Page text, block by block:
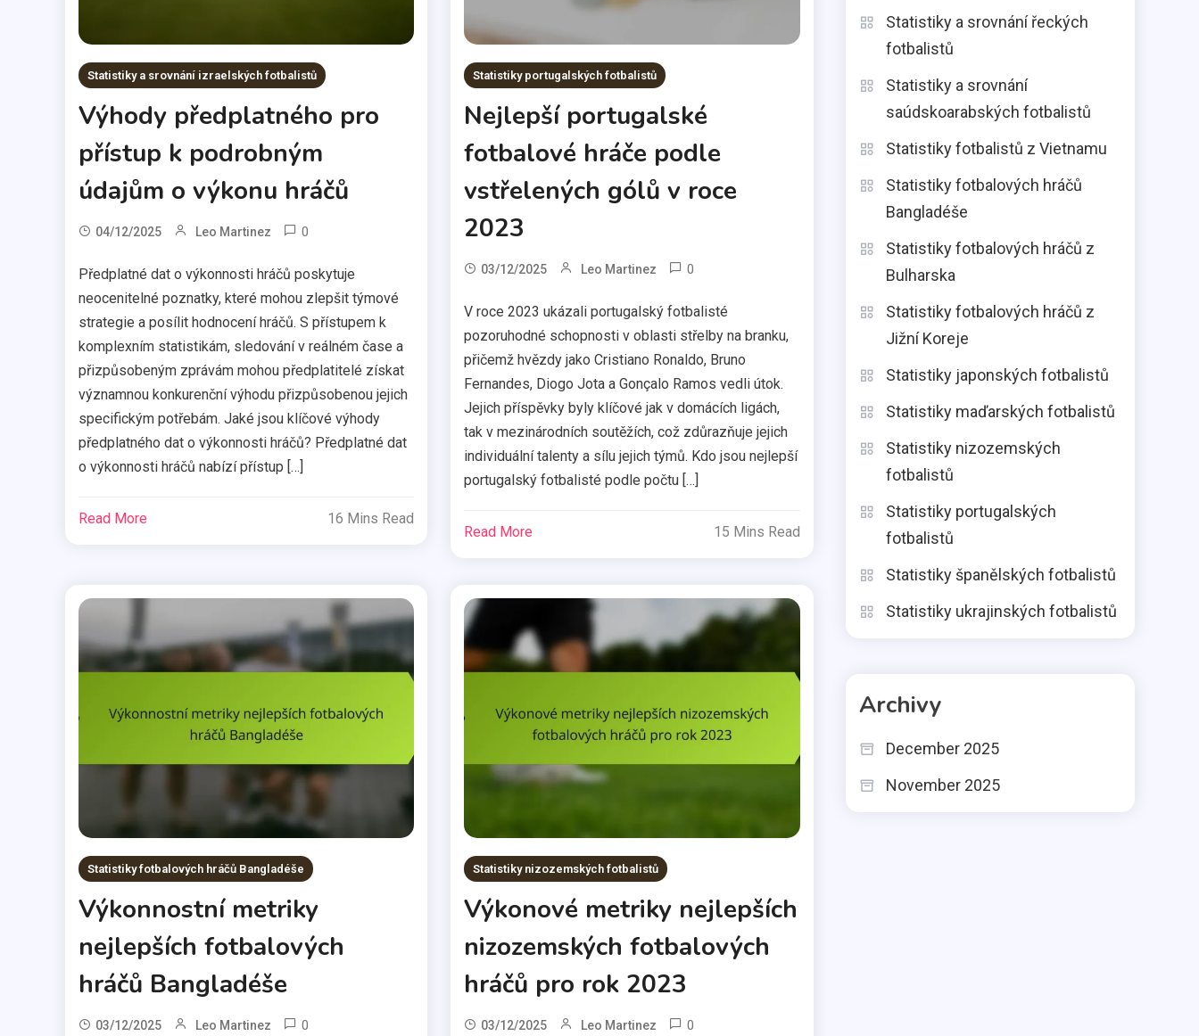
Statistiky a srovnání izraelských fotbalistů
Výhody předplatného pro
přístup k podrobným
údajům o výkonu hráčů
04/12/2025 Leo Martinez 0
Předplatné dat o výkonnosti hráčů poskytuje
neocenitelné poznatky, které mohou zlepšit týmové
strategie a posílit hodnocení hráčů. S přístupem k
komplexním statistikám, sledování v reálném čase a
přizpůsobeným zprávám mohou předplatitelé získat
významnou konkurenční výhodu přizpůsobenou jejich
specifickým potřebám. Jaké jsou klíčové výhody
předplatného dat o výkonnosti hráčů? Předplatné dat
o výkonnosti hráčů nabízí přístup […]
Read More 16 Mins Read
Statistiky portugalských fotbalistů
Nejlepší portugalské
fotbalové hráče podle
vstřelených gólů v roce
2023
03/12/2025 Leo Martinez 0
V roce 2023 ukázali portugalský fotbalisté
pozoruhodné schopnosti v oblasti střelby na branku,
přičemž hvězdy jako Cristiano Ronaldo, Bruno
Fernandes, Diogo Jota a Gonçalo Ramos vedli útok.
Jejich příspěvky byly klíčové jak v domácích ligách,
tak v mezinárodních soutěžích, což zdůrazňuje jejich
individuální talenty a sílu jejich týmů. Kdo jsou nejlepší
portugalský fotbalisté podle počtu […]
Read More 15 Mins Read
Statistiky fotbalových hráčů Bangladéše
Výkonnostní metriky
nejlepších fotbalových
hráčů Bangladéše
03/12/2025 Leo Martinez 0
Statistiky nizozemských fotbalistů
Výkonové metriky nejlepších
nizozemských fotbalových
hráčů pro rok 2023
03/12/2025 Leo Martinez 0
Statistiky a srovnání řeckých
fotbalistů
Statistiky a srovnání
saúdskoarabských fotbalistů
Statistiky fotbalistů z Vietnamu
Statistiky fotbalových hráčů
Bangladéše
Statistiky fotbalových hráčů z
Bulharska
Statistiky fotbalových hráčů z
Jižní Koreje
Statistiky japonských fotbalistů
Statistiky maďarských fotbalistů
Statistiky nizozemských
fotbalistů
Statistiky portugalských
fotbalistů
Statistiky španělských fotbalistů
Statistiky ukrajinských fotbalistů
Archivy
December 2025
November 2025